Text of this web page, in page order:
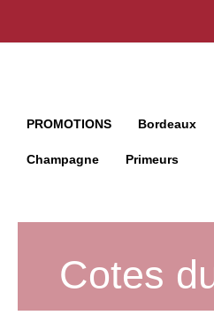
PROMOTIONS Bordeaux
Champagne Primeurs
Cotes